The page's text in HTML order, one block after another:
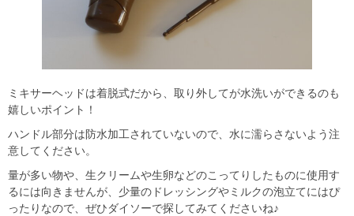
ミキサーヘッドは着脱式だから、取り外してが水洗いができるのも
嬉しいポイント！
ハンドル部分は防水加工されていないので、水に濡らさないよう注
意してください。
量が多い物や、生クリームや生卵などのこってりしたものに使用す
るには向きませんが、少量のドレッシングやミルクの泡立てにはぴ
ったりなので、ぜひダイソーで探してみてくださいね♪